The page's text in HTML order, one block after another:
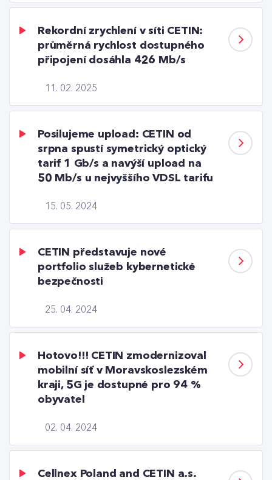
11. 02. 2025
Rekordní zrychlení v síti CETIN:
průměrná rychlost dostupného
připojení dosáhla 426 Mb/s
15. 05. 2024
Posilujeme upload: CETIN od
srpna spustí symetrický optický
tarif 1 Gb/s a navýší upload na
50 Mb/s u nejvyššího VDSL tarifu
25. 04. 2024
CETIN představuje nové
portfolio služeb kybernetické
bezpečnosti
02. 04. 2024
Hotovo!!! CETIN zmodernizoval
mobilní síť v Moravskoslezském
kraji, 5G je dostupné pro 94 %
obyvatel
Cellnex Poland and CETIN a.s.